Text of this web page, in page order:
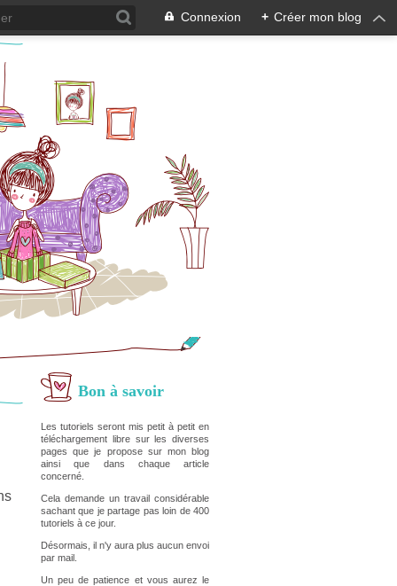
Connexion + Créer mon blog
Bon à savoir
Les tutoriels seront mis petit à petit en
téléchargement libre sur les diverses
pages que je propose sur mon blog
ainsi que dans chaque article
concerné.
Cela demande un travail considérable
sachant que je partage pas loin de 400
tutoriels à ce jour.
Désormais, il n'y aura plus aucun envoi
par mail.
Un peu de patience et vous aurez le